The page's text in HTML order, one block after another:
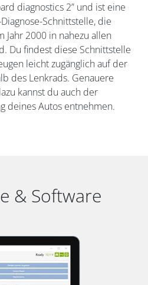
diagnostics 2” und ist eine
Schnittstelle, die
Jahr 2000 in nahezu allen
Du findest diese Schnittstelle
leicht zugänglich auf der
des Lenkrads. Genauere
kannst du auch der
deines Autos entnehmen.
& Software